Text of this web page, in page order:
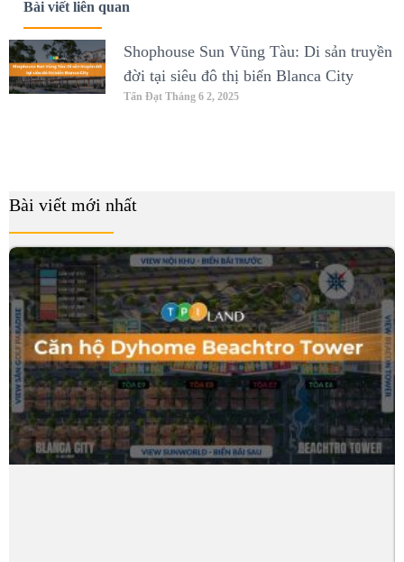
Bài viết liên quan
Shophouse Sun Vũng Tàu: Di sản truyền
đời tại siêu đô thị biển Blanca City
Tấn Đạt Tháng 6 2, 2025
Bài viết mới nhất